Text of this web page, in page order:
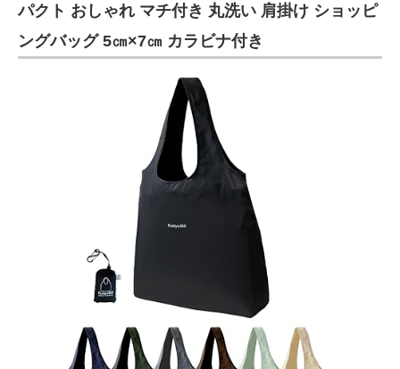
パクト おしゃれ マチ付き 丸洗い 肩掛け ショッピ
ングバッグ 5㎝×7㎝ カラビナ付き